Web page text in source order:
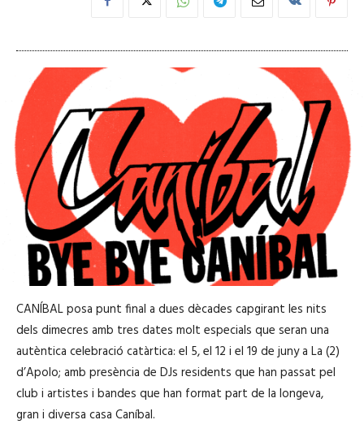
CANÍBAL posa punt final a dues dècades capgirant les nits
dels dimecres amb tres dates molt especials que seran una
autèntica celebració catàrtica: el 5, el 12 i el 19 de juny a La (2)
d’Apolo; amb presència de DJs residents que han passat pel
club i artistes i bandes que han format part de la longeva,
gran i diversa casa Caníbal.